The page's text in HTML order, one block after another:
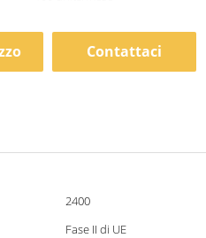
Contattaci
2400
Fase II di UE